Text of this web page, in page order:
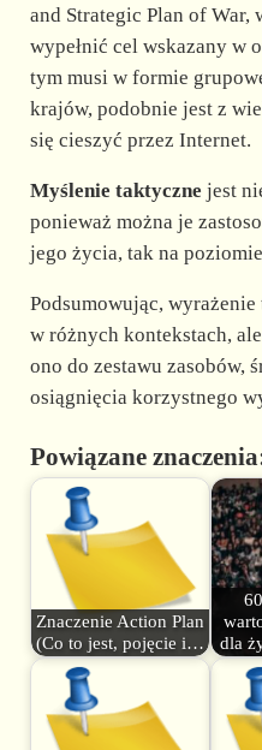
and Strategic Plan of
wypełnić cel wskazany w
tym musi w formie
krajów, podobnie jest z
się cieszyć przez Internet.
Myślenie taktyczne jest
ponieważ można je
jego życia, tak na
Podsumowując,
w różnych kontekstach,
ono do zestawu zasobów,
osiągnięcia korzystnego
Powiązane
Znaczenie Action Plan
(Co to jest, pojęcie i…
dla